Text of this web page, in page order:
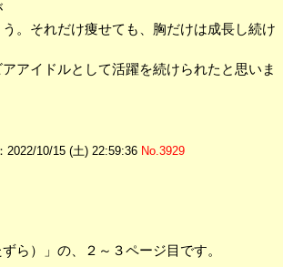
。それだけ痩せても、胸だけは成長し続け
アイドルとして活躍を続けられたと思いま
2022/10/15 (土) 22:59:36 No.3929
ら）」の、２～３ページ目です。